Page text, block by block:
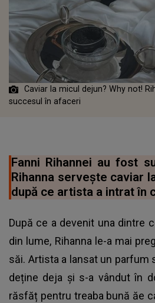
Caviar la micul dejun? Why not!
succesul în afaceri
Fanni Rihannei au fost
Rihanna servește caviar
după ce artista a intrat în
După ce a devenit una dintre
din lume, Rihanna le-a mai
săi. Artista a lansat un parfum
deține deja și s-a vândut în
răsfăț pentru treaba bună ăe